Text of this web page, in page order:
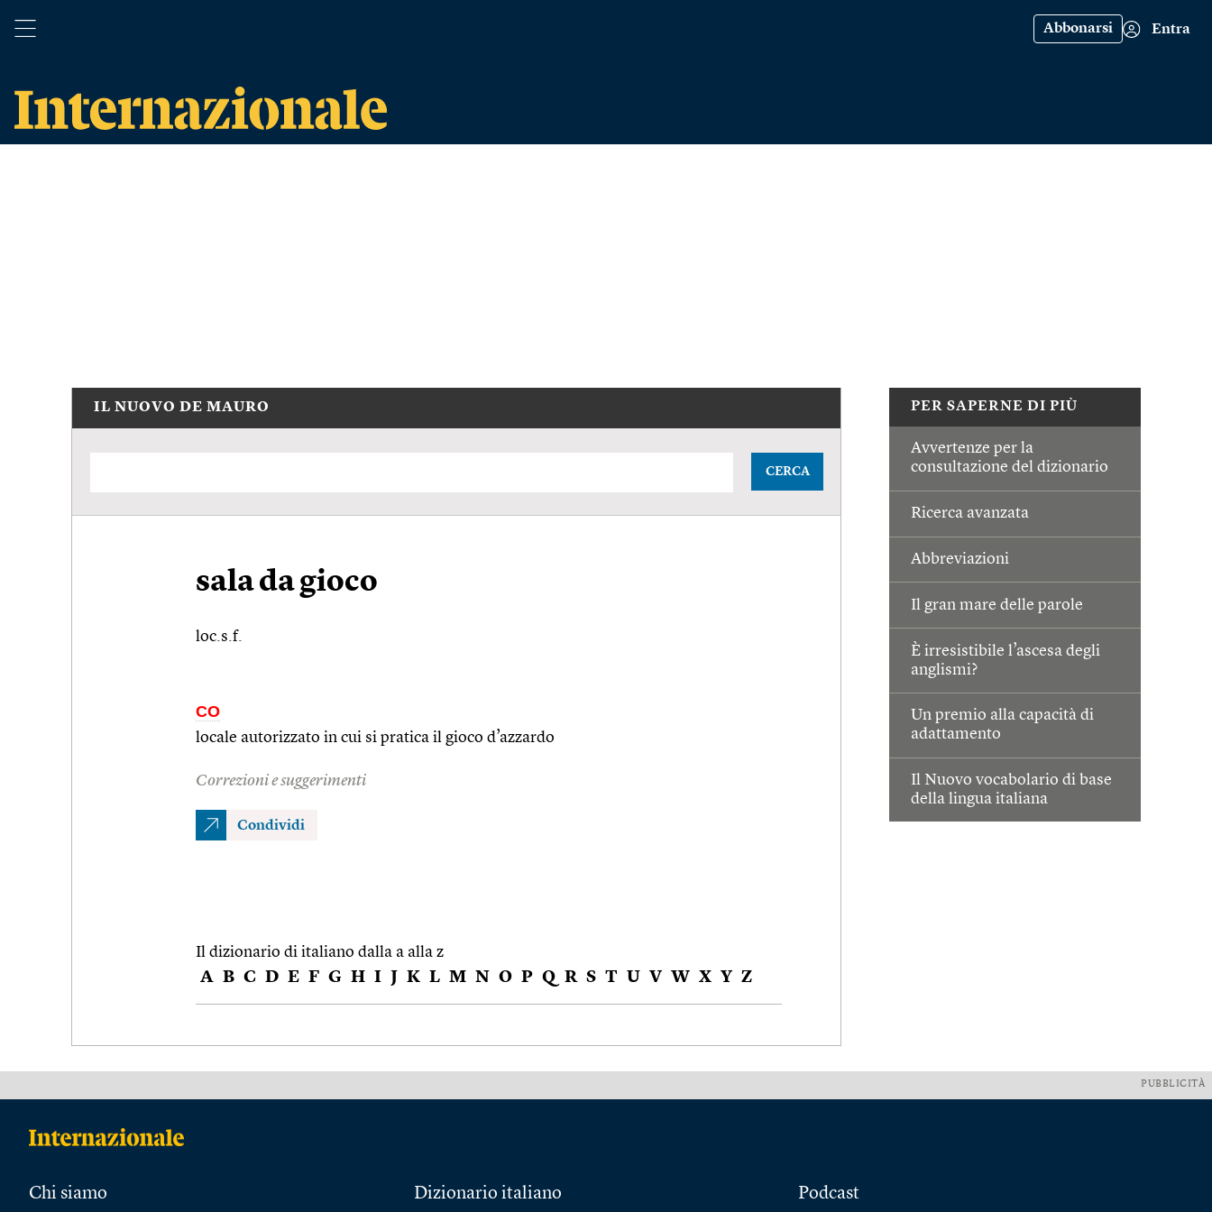
Abbonarsi Entra
PER SAPERNE DI PIÙ
Avvertenze per la
consultazione del dizionario
Ricerca avanzata
Abbreviazioni
Il gran mare delle parole
È irresistibile l’ascesa degli
anglismi?
Un premio alla capacità di
adattamento
Il Nuovo vocabolario di base
della lingua italiana
IL NUOVO DE MAURO
CERCA
sala da gioco
loc.s.f.
CO
locale autorizzato in cui si pratica il gioco d’azzardo
Correzioni e suggerimenti
Condividi
Il dizionario di italiano dalla a alla z
A B C D E F G H I J K L M N O P Q R S T U V W X Y Z
PUBBLICITÀ
Chi siamo Dizionario italiano Podcast